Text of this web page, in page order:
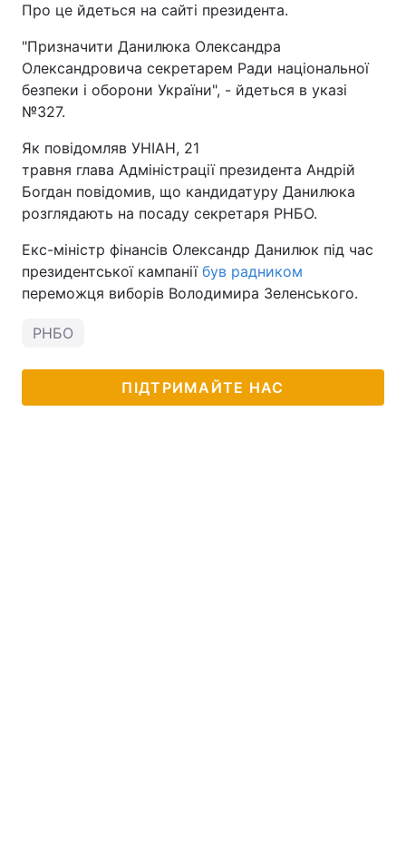
Про це йдеться на сайті президента.
"Призначити Данилюка Олександра
Олександровича секретарем Ради національної
безпеки і оборони України", - йдеться в указі
№327.
Як повідомляв УНІАН, 21
травня глава Адміністрації президента Андрій
Богдан повідомив, що кандидатуру Данилюка
розглядають на посаду секретаря РНБО.
Екс-міністр фінансів Олександр Данилюк під час
президентської кампанії був радником
переможця виборів Володимира Зеленського.
РНБО
ПІДТРИМАЙТЕ НАС